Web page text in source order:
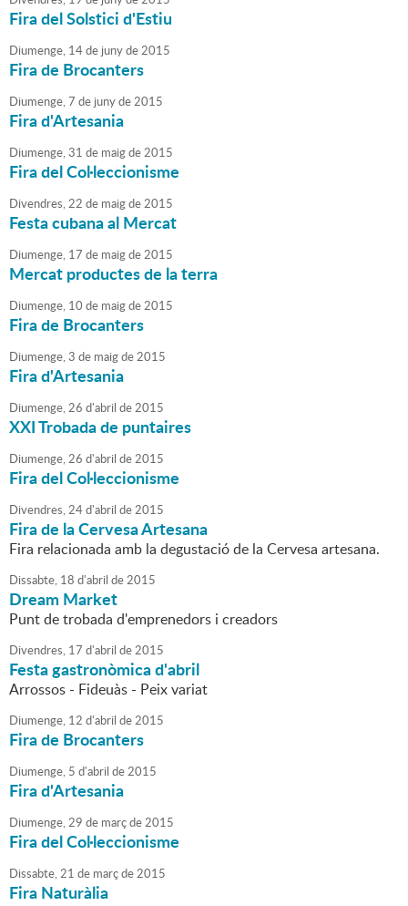
Fira del Solstici d'Estiu
Diumenge, 14de junyde2015
Fira de Brocanters
Diumenge,7 de junyde2015
Fira d'Artesania
Diumenge,31 de maigde2015
Fira del Col·leccionisme
Divendres,22 de maigde2015
Festa cubana al Mercat
Diumenge, 17 de maigde2015
Mercat productes de la terra
Diumenge, 10 de maigde2015
Fira de Brocanters
Diumenge,3 de maigde2015
Fira d'Artesania
Diumenge,26 d'abril de2015
XXI Trobada de puntaires
Diumenge,26 d'abril de2015
Fira del Col·leccionisme
Divendres,24d'abril de2015
Fira de la Cervesa Artesana
Fira relacionada amb la degustació de la Cervesa artesana.
Dissabte, 18 d'abril de2015
Dream Market
Punt de trobada d'emprenedors i creadors
Divendres, 17 d'abril de2015
Festa gastronòmica d'abril
Arrossos - Fideuàs - Peix variat
Diumenge, 12 d'abril de2015
Fira de Brocanters
Diumenge, 5 d'abril de2015
Fira d'Artesania
Diumenge,29 de marçde2015
Fira del Col·leccionisme
Dissabte,21 de marçde2015
Fira Naturàlia